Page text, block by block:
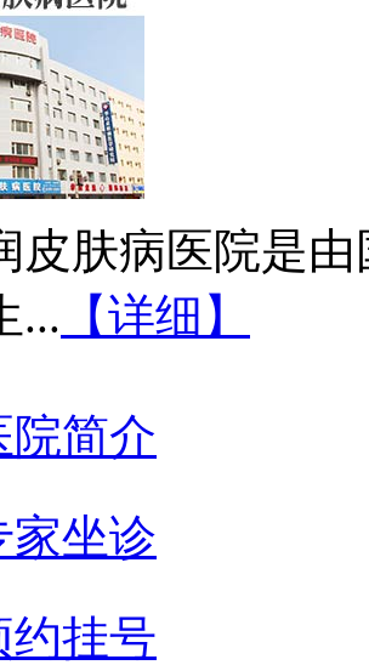
皮肤病医院是
... 【详细】
院简介
家坐诊
约挂号